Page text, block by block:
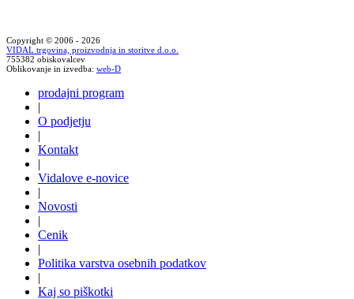
Copyright © 2006 - 2026
VIDAL trgovina, proizvodnja in storitve d.o.o.
755382 obiskovalcev
Oblikovanje in izvedba: web-D
prodajni program
|
O podjetju
|
Kontakt
|
Vidalove e-novice
|
Novosti
|
Cenik
|
Politika varstva osebnih podatkov
|
Kaj so piškotki